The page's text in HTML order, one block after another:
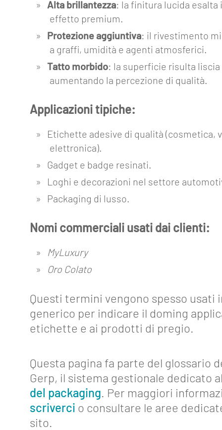
Strumenti
Collegamenti
Industria
4.0
Eventi
Glossario
Blog
Lavora
con
noi
Mediakit
Contatti
Alta brillantezza: la finitura lucida esalta
effetto premium.
Protezione aggiuntiva: il rivestimento
a graffi, umidità e agenti atmosferici.
Tatto morbido: la superficie risulta
aumentando la percezione di qualità.
Applicazioni tipiche:
Etichette adesive di qualità (cosmetica,
elettronica).
Gadget e badge resinati.
Loghi e decorazioni nel settore
Packaging di lusso.
Nomi commerciali usati dai clienti:
MyLuxury
Oro Colato
Questi termini vengono spesso usati
generico per indicare il doming
etichette e ai prodotti di pregio.
Questa pagina fa parte del glossario
Gerp, il sistema gestionale dedicato
del packaging. Per maggiori
scriverci o consultare le aree
sito.